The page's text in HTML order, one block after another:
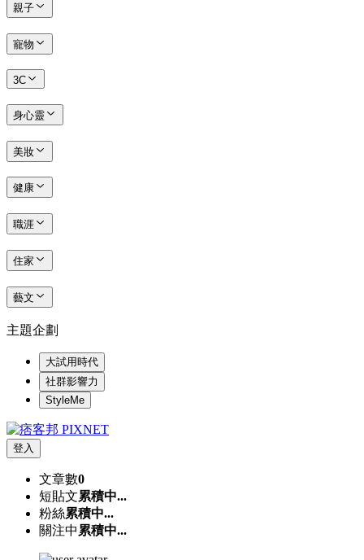
親子
寵物
3C
身心靈
美妝
健康
職涯
住家
藝文
主題企劃
大試用時代
社群影響力
StyleMe
登入
文章數0
短貼文累積中...
粉絲累積中...
關注中 累積中...